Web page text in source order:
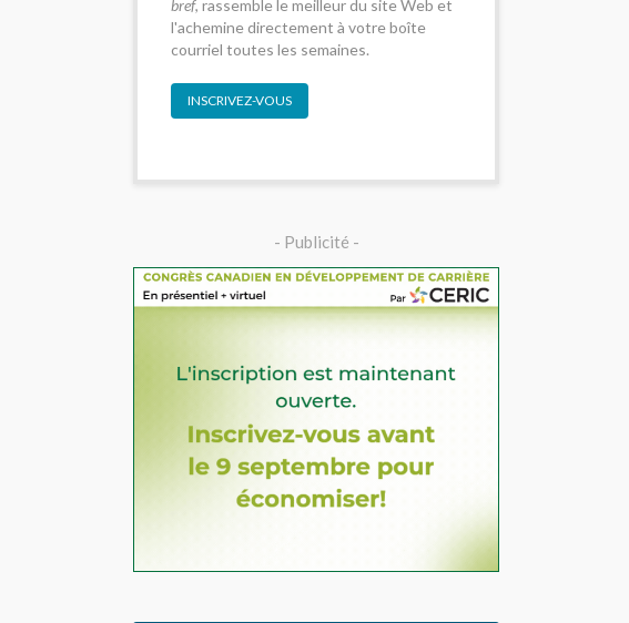
bref, rassemble le meilleur du site Web et
l'achemine directement à votre boîte
courriel toutes les semaines.
INSCRIVEZ-VOUS
- Publicité -